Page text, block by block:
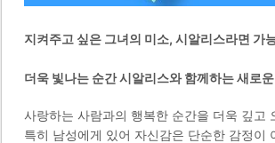
지켜주고 싶은 그녀의 미소, 시알리스라면 가
더욱 빛나는 순간 시알리스와 함께하는 새로
사랑하는 사람과의 행복한 순간을 더욱 깊고
특히 남성에게 있어 자신감은 단순한 감정이